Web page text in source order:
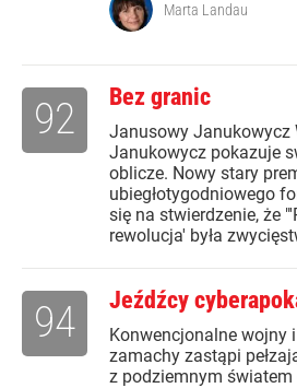
Marta Landau
Bez granic
Janusowy Janukowycz
Janukowycz pokazuje
oblicze. Nowy stary
ubiegłotygodniowego
się na stwierdzenie, że
rewolucja' była
92
Jeźdźcy
Konwencjonalne wojny
zamachy zastąpi
z podziemnym
94